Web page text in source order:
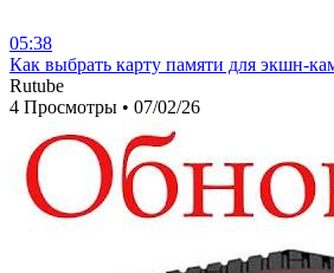
05:38
⁣Как выбрать карту памяти для экшн-
Rutube
4 Просмотры • 07/02/26